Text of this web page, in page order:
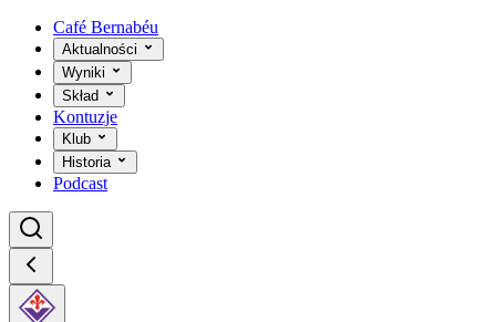
Café Bernabéu
Aktualności
Wyniki
Skład
Kontuzje
Klub
Historia
Podcast